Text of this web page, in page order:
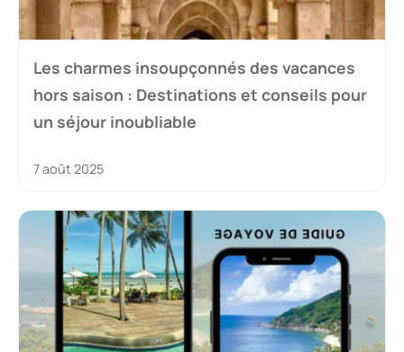
Les charmes insoupçonnés des vacances
hors saison : Destinations et conseils pour
un séjour inoubliable
7 août 2025